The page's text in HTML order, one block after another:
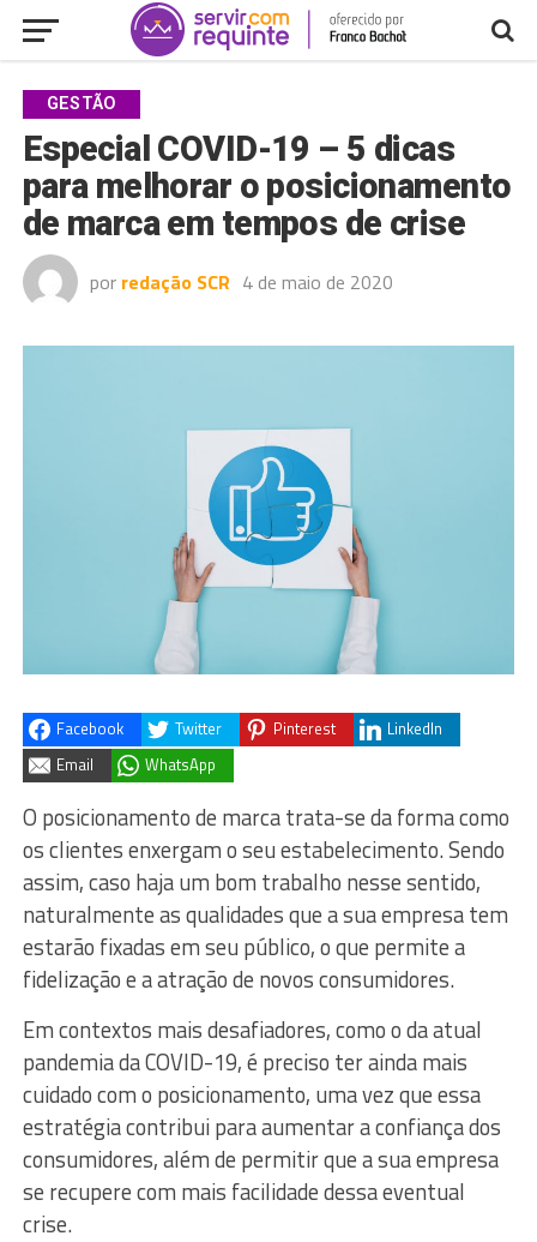
GESTÃO
Especial COVID-19 – 5 dicas
para melhorar o posicionamento
de marca em tempos de crise
por redação SCR 4 de maio de 2020
Facebook Twitter Pinterest
LinkedIn
Email
WhatsApp
O posicionamento de marca trata-se da forma como
os clientes enxergam o seu estabelecimento. Sendo
assim, caso haja um bom trabalho nesse sentido,
naturalmente as qualidades que a sua empresa tem
estarão fixadas em seu público, o que permite a
fidelização e a atração de novos consumidores.
Em contextos mais desafiadores, como o da atual
pandemia da COVID-19, é preciso ter ainda mais
cuidado com o posicionamento, uma vez que essa
estratégia contribui para aumentar a confiança dos
consumidores, além de permitir que a sua empresa
se recupere com mais facilidade dessa eventual
crise.